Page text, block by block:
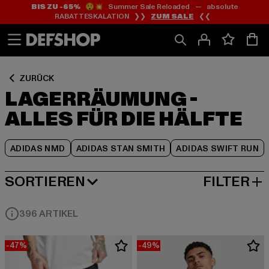
Zum
Inhalt
springen
Zum
Fußzeile
springen
BIS ZU -65%😲💥 Summer Sale Reloaded — absolute
RABATTESKALATION ❯❯ ZUM SALE ❮❮
ZURÜCK
LAGERRÄUMUNG -
ALLES FÜR DIE HÄLFTE
ADIDAS NMD ADIDAS STAN SMITH ADIDAS SWIFT RUN
Zum
Produktraster
springen
SORTIEREN
BELIEBTESTE FILTER
396 ARTIKEL
-47% -49%